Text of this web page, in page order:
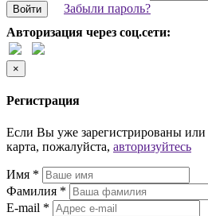
Войти
Забыли пароль?
Авторизация через соц.сети:
×
Регистрация
Если Вы уже зарегистрированы или
карта, пожалуйста, авторизуйтесь
Имя *
Фамилия *
E-mail *